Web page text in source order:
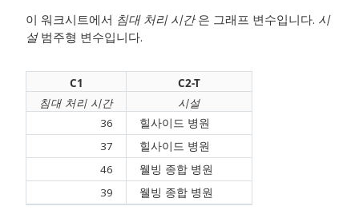
이 워크시트에서 침대 처리 시간은 그래프 변수입니다. 시
설범주형 변수입니다.
C1
C2-T
침대 처리 시간
시설
36
힐사이드 병원
37
힐사이드 병원
46
웰빙 종합 병원
39
웰빙 종합 병원